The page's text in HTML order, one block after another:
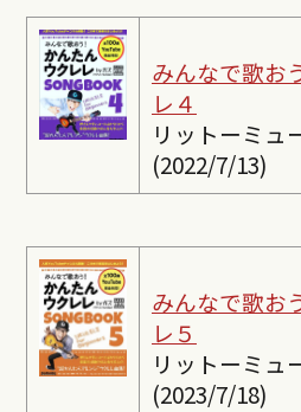
みんなで歌お
レ４
リットーミュ
(2022/7/13)
みんなで歌お
レ５
リットーミュ
(2023/7/18)